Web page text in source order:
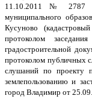
11.10.2011 № 2787 «О
муниципального
Кусуново
протоколом
градостроительной
протоколом публичных
слушаний по проекту
землепользованию и
город Владимир от